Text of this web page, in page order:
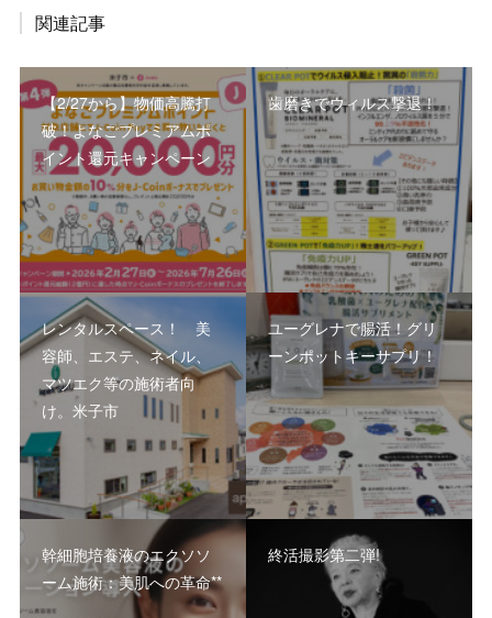
関連記事
【2/27から】物価高騰打
破！よなごプレミアムポ
イント還元キャンペーン
歯磨きでウィルス撃退！
レンタルスペース！ 美
容師、エステ、ネイル、
マツエク等の施術者向
け。米子市
ユーグレナで腸活！グリ
ーンポットキーサプリ！
幹細胞培養液のエクソソ
ーム施術：美肌への革命**
終活撮影第二弾!